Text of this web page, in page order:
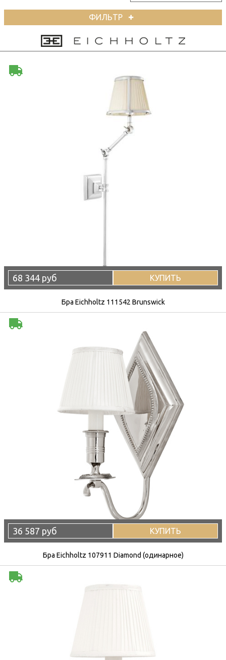
ФИЛЬТР
68 344 руб КУПИТЬ
Бра Eichholtz 111542 Brunswick
36 587 руб КУПИТЬ
Бра Eichholtz 107911 Diamond (одинарное)